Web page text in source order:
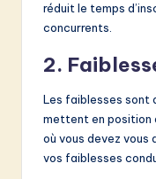
réduit le temps
concurrents.
2.
Les faiblesses sont
mettent en position
où vous devez vous
vos faiblesses